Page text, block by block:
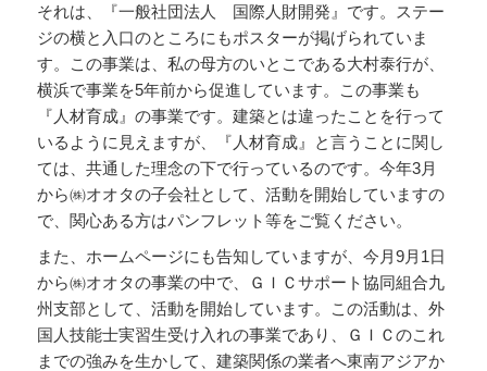
それは、『一般社団法人 国際人財開発』です。ステー
ジの横と入口のところにもポスターが掲げられていま
す。この事業は、私の母方のいとこである大村泰行が、
横浜で事業を5年前から促進しています。この事業も
『人材育成』の事業です。建築とは違ったことを行って
いるように見えますが、『人材育成』と言うことに関し
ては、共通した理念の下で行っているのです。今年3月
から㈱オオタの子会社として、活動を開始していますの
で、関心ある方はパンフレット等をご覧ください。
また、ホームページにも告知していますが、今月9月1日
から㈱オオタの事業の中で、ＧＩＣサポート協同組合九
州支部として、活動を開始しています。この活動は、外
国人技能士実習生受け入れの事業であり、ＧＩＣのこれ
までの強みを生かして、建築関係の業者へ東南アジアか